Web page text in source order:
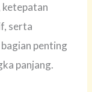
serta
penting
panjang.